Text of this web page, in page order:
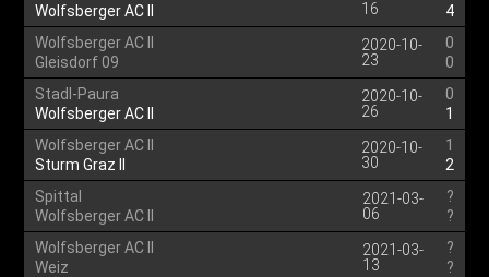
Wolfsberger AC II
16
4
Wolfsberger AC II
Gleisdorf 09
2020-10-
23
0
0
Stadl-Paura
Wolfsberger AC II
2020-10-
26
0
1
Wolfsberger AC II
Sturm Graz II
2020-10-
30
1
2
Spittal
Wolfsberger AC II
2021-03-
06
?
?
Wolfsberger AC II
Weiz
2021-03-
13
?
?